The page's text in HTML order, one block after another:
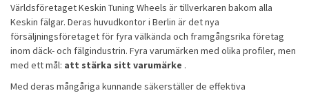
Världsföretaget Keskin Tuning Wheels är tillverkaren bakom alla
Keskin fälgar. Deras huvudkontor i Berlin är det nya
försäljningsföretaget för fyra välkända och framgångsrika företag
inom däck- och fälgindustrin. Fyra varumärken med olika profiler, men
med ett mål: att stärka sitt varumärke .
Med deras mångåriga kunnande säkerställer de effektiva